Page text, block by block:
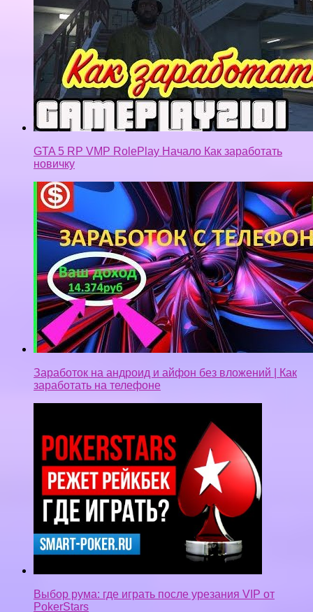
Заработок на андроид и айфон без вложений | Как
заработать на телефоне
Выбор рума: где играть после урезания VIP от
PokerStars